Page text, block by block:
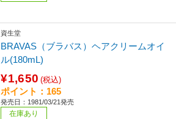
資生堂
BRAVAS（ブラバス）ヘアクリームオイ
ル(180mL)
¥1,650 (税込)
ポイント：165
発売日：1981/03/21発売
在庫あり